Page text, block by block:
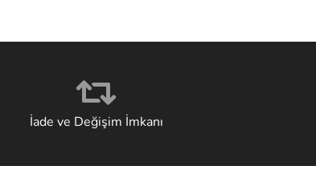
İade ve Değişim İmkanı